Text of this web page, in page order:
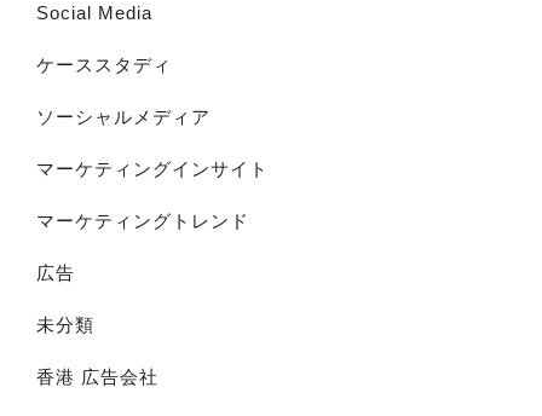
Social Media
ケーススタディ
ソーシャルメディア
マーケティングインサイト
マーケティングトレンド
広告
未分類
香港 広告会社